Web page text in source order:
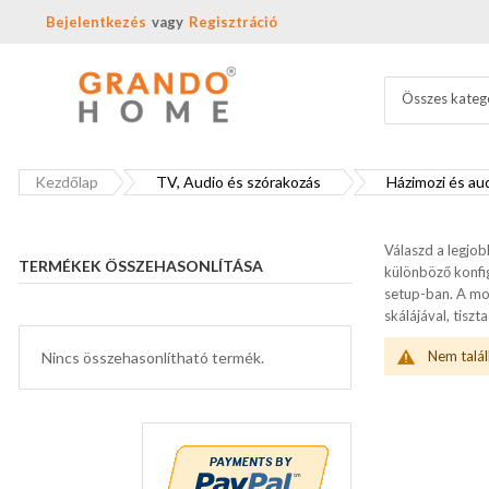
Bejelentkezés Regisztráció
Összes
Kezdőlap TV, Audio és szórakozás Házimozi és
Válaszd a
különböző
setup-ban. A
skálájával,
Nem
TERMÉKEK ÖSSZEHASONLÍTÁSA
Nincs összehasonlítható termék.